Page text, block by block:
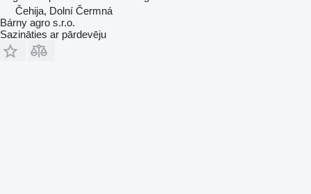
Čehija, Dolní Čermná
Bárny agro s.r.o.
Sazināties ar pārdevēju